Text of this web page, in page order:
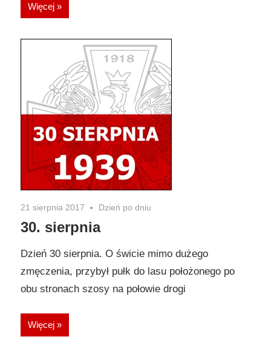
Więcej »
21 sierpnia 2017 Dzień po dniu
30. sierpnia
Dzień 30 sierpnia. O świcie mimo dużego
zmęczenia, przybył pułk do lasu położonego po
obu stronach szosy na połowie drogi
Więcej »